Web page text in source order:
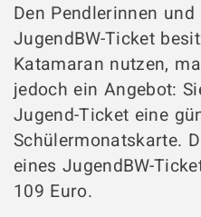
Den Pendlerinnen
JugendBW-Ticket
Katamaran nutzen,
jedoch ein Angebot:
Jugend-Ticket eine
Schülermonatskarte.
eines JugendBW-
109 Euro.